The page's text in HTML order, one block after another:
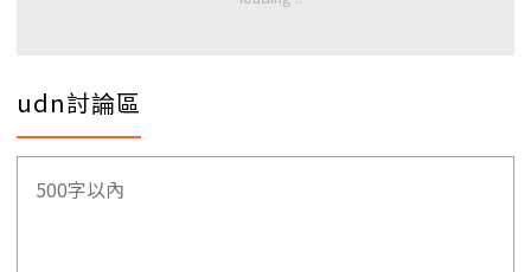
udn討論區